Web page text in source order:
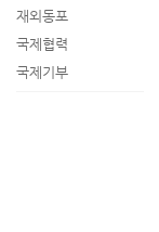
재외동포
국제협력
국제기부